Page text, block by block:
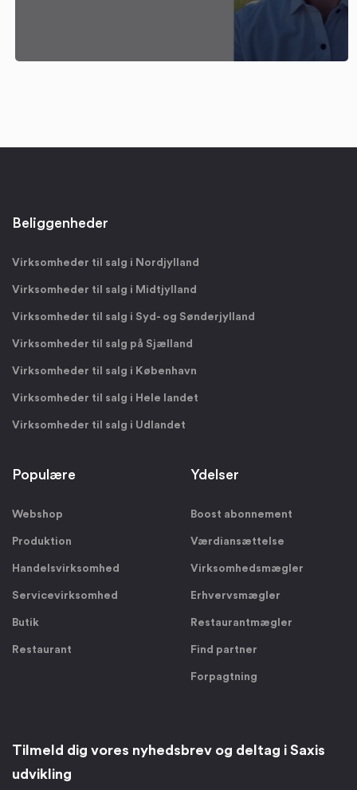
Beliggenheder
Virksomheder til salg i Nordjylland
Virksomheder til salg i Midtjylland
Virksomheder til salg i Syd- og Sønderjylland
Virksomheder til salg på Sjælland
Virksomheder til salg i København
Virksomheder til salg i Hele landet
Virksomheder til salg i Udlandet
Populære
Webshop
Produktion
Handelsvirksomhed
Servicevirksomhed
Butik
Restaurant
Ydelser
Boost abonnement
Værdiansættelse
Virksomhedsmægler
Erhvervsmægler
Restaurantmægler
Find partner
Forpagtning
Tilmeld dig vores nyhedsbrev og deltag i Saxis
udvikling